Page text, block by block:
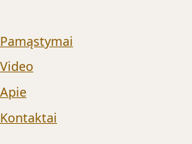
Pamąstymai
Video
Apie
Kontaktai